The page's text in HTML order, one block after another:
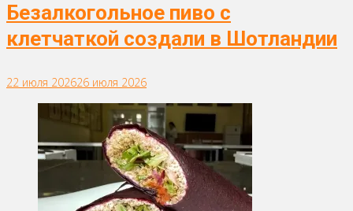
Безалкогольное пиво с
клетчаткой создали в Шотландии
22 июля 202626 июля 2026